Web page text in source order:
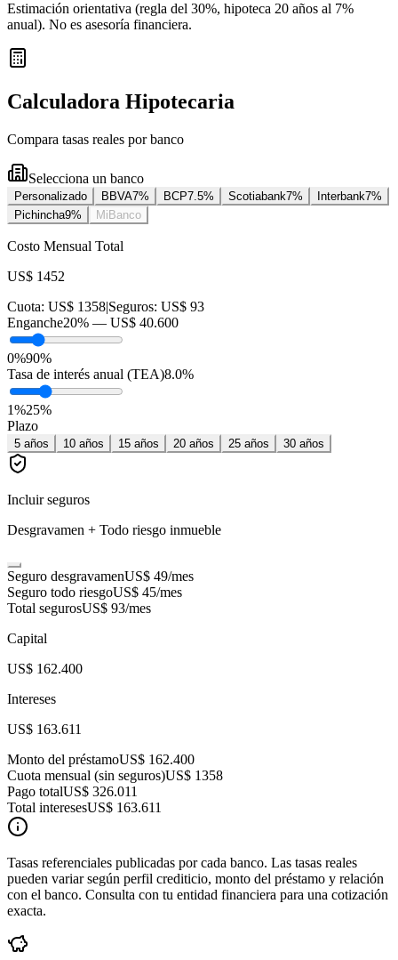
Estimación orientativa (regla del 30%, hipoteca 20 años al 7%
anual). No es asesoría financiera.
Calculadora Hipotecaria
Compara tasas reales por banco
Selecciona un banco
Personalizado BBVA7% BCP7.5% Scotiabank7% Interbank7%
Pichincha9% MiBanco
Costo Mensual Total
US$ 1452
Cuota: US$ 1358|Seguros: US$ 93
Enganche20% — US$ 40.600
0%90%
Tasa de interés anual (TEA)8.0%
1%25%
Plazo
5 años 10 años 15 años 20 años 25 años 30 años
Incluir seguros
Desgravamen + Todo riesgo inmueble
Seguro desgravamenUS$ 49/mes
Seguro todo riesgoUS$ 45/mes
Total segurosUS$ 93/mes
Capital
US$ 162.400
Intereses
US$ 163.611
Monto del préstamoUS$ 162.400
Cuota mensual (sin seguros)US$ 1358
Pago totalUS$ 326.011
Total interesesUS$ 163.611
Tasas referenciales publicadas por cada banco. Las tasas reales
pueden variar según perfil crediticio, monto del préstamo y relación
con el banco. Consulta con tu entidad financiera para una cotización
exacta.